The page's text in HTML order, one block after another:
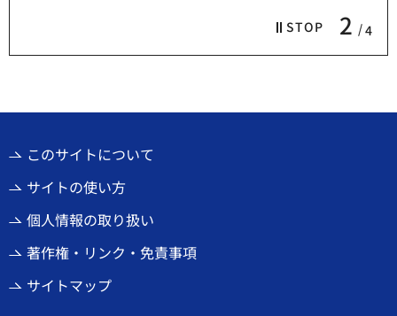
STOP 2 4
このサイトについて
サイトの使い方
個人情報の取り扱い
著作権・リンク・免責事項
サイトマップ